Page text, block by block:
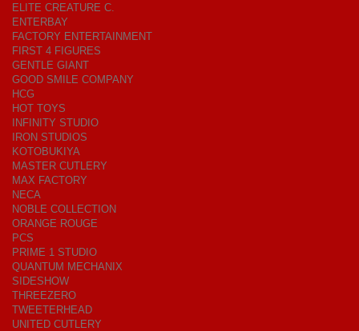
ELITE CREATURE C.
ENTERBAY
FACTORY ENTERTAINMENT
FIRST 4 FIGURES
GENTLE GIANT
GOOD SMILE COMPANY
HCG
HOT TOYS
INFINITY STUDIO
IRON STUDIOS
KOTOBUKIYA
MASTER CUTLERY
MAX FACTORY
NECA
NOBLE COLLECTION
ORANGE ROUGE
PCS
PRIME 1 STUDIO
QUANTUM MECHANIX
SIDESHOW
THREEZERO
TWEETERHEAD
UNITED CUTLERY